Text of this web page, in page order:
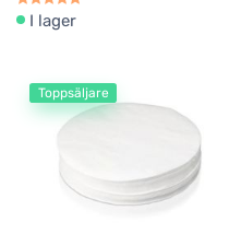
I lager
Toppsäljare